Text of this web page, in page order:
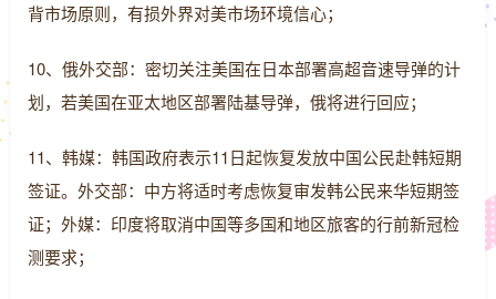
背市场原则，有损外界对美市场环境信心；
10、俄外交部：密切关注美国在日本部署高超音速导弹的计
划，若美国在亚太地区部署陆基导弹，俄将进行回应；
11、韩媒：韩国政府表示11日起恢复发放中国公民赴韩短期
签证。外交部：中方将适时考虑恢复审发韩公民来华短期签
证；外媒：印度将取消中国等多国和地区旅客的行前新冠检
测要求；